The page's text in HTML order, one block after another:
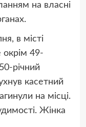
на власні
в місті
окрім 49-
річний
касетний
на місці.
Жінка